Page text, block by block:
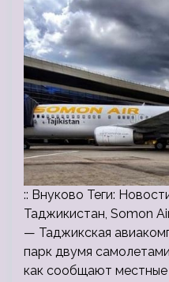
:: Внуково Теги:
Таджикистан, Somon
— Таджикская
парк двумя
как сообщают